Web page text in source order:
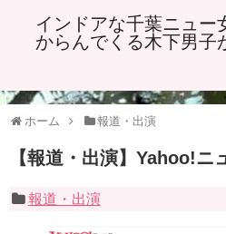
インドアな千葉ニュー
からんでくる木下男子
ホーム 報道・出演
【報道・出演】Yahoo!ニ
報道・出演